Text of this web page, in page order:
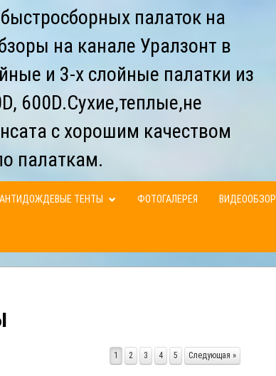
палаток на
на канале Уралзонт в
и 3-х слойные палатки из
600D.Сухие,теплые,не
с хорошим качеством
палаткам.
АНТИДОЖДЕВЫЕ ТЕНТЫ ФОТОГАЛЕРЕЯ ВИДЕООБЗОР
1 2 3 4 5 Следующая »